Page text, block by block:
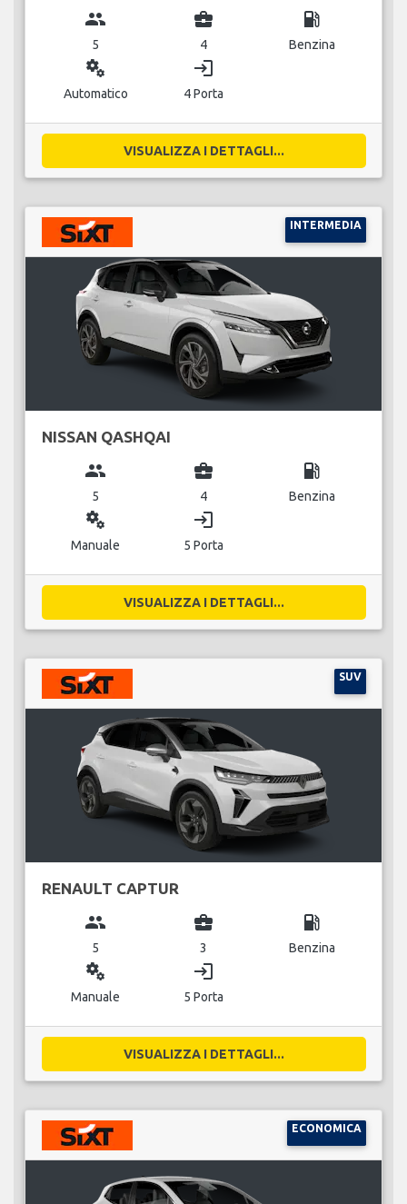
group
5
business_center
4
local_gas_station
Benzina
miscellaneous_services
Automatico
login
4 Porta
VISUALIZZA I DETTAGLI...
INTERMEDIA
NISSAN QASHQAI
group
5
business_center
4
local_gas_station
Benzina
miscellaneous_services
Manuale
login
5 Porta
VISUALIZZA I DETTAGLI...
SUV
RENAULT CAPTUR
group
5
business_center
3
local_gas_station
Benzina
miscellaneous_services
Manuale
login
5 Porta
VISUALIZZA I DETTAGLI...
ECONOMICA